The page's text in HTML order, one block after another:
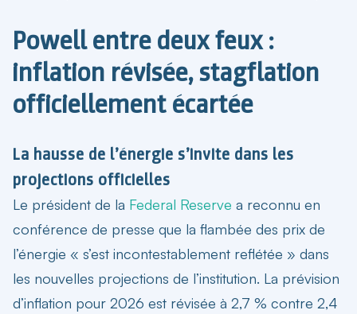
Powell entre deux feux :
inflation révisée, stagflation
officiellement écartée
La hausse de l’énergie s’invite dans les
projections officielles
Le président de la Federal Reserve a reconnu en
conférence de presse que la flambée des prix de
l’énergie « s’est incontestablement reflétée » dans
les nouvelles projections de l’institution. La prévision
d’inflation pour 2026 est révisée à 2,7 % contre 2,4